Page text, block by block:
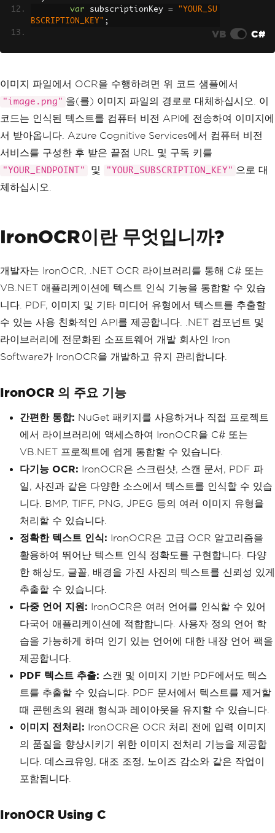
var subscriptionKey =
"YOUR_SU
BSCRIPTION_KEY" ;
nClient(new
ApiKeyServiceClientCredent
ials( subscriptionKey ))
{
Endpoint
=
endpoint
};
// Perform OCR on the specifie
var
result = await client.Reco
gnizePrintedTextInStreamAsync
d print the recognized text
foreach
(var region in result
.
{
line in
regio
n
Lines)
{
foreach
var word in
ine.Words)
{
(word .Text);
}
}
VB C#
이미지 파일에서 OCR을 수행하려면 위 코드 샘플에서
"image.png" 을(를) 이미지 파일의 경로로 대체하십시오. 이
코드는 인식된 텍스트를 컴퓨터 비전 API에 전송하여 이미지에
서 받아옵니다. Azure Cognitive Services에서 컴퓨터 비전
서비스를 구성한 후 받은 끝점 URL 및 구독 키를
"YOUR_ENDPOINT" 및 "YOUR_SUBSCRIPTION_KEY" 으로 대
체하십시오.
IronOCR이란 무엇입니까?
개발자는 IronOCR, .NET OCR 라이브러리를 통해 C# 또는
VB.NET 애플리케이션에 텍스트 인식 기능을 통합할 수 있습
니다. PDF, 이미지 및 기타 미디어 유형에서 텍스트를 추출할
수 있는 사용 친화적인 API를 제공합니다. .NET 컴포넌트 및
라이브러리에 전문화된 소프트웨어 개발 회사인 Iron
Software가 IronOCR을 개발하고 유지 관리합니다.
IronOCR 의 주요 기능
간편한 통합: NuGet 패키지를 사용하거나 직접 프로젝트
에서 라이브러리에 액세스하여 IronOCR을 C# 또는
VB.NET 프로젝트에 쉽게 통합할 수 있습니다.
다기능 OCR: IronOCR은 스크린샷, 스캔 문서, PDF 파
일, 사진과 같은 다양한 소스에서 텍스트를 인식할 수 있습
니다. BMP, TIFF, PNG, JPEG 등의 여러 이미지 유형을
처리할 수 있습니다.
정확한 텍스트 인식: IronOCR은 고급 OCR 알고리즘을
활용하여 뛰어난 텍스트 인식 정확도를 구현합니다. 다양
한 해상도, 글꼴, 배경을 가진 사진의 텍스트를 신뢰성 있게
추출할 수 있습니다.
다중 언어 지원: IronOCR은 여러 언어를 인식할 수 있어
다국어 애플리케이션에 적합합니다. 사용자 정의 언어 학
습을 가능하게 하며 인기 있는 언어에 대한 내장 언어 팩을
제공합니다.
PDF 텍스트 추출: 스캔 및 이미지 기반 PDF에서도 텍스
트를 추출할 수 있습니다. PDF 문서에서 텍스트를 제거할
때 콘텐츠의 원래 형식과 레이아웃을 유지할 수 있습니다.
이미지 전처리: IronOCR은 OCR 처리 전에 입력 이미지
의 품질을 향상시키기 위한 이미지 전처리 기능을 제공합
니다. 데스크유잉, 대조 조정, 노이즈 감소와 같은 작업이
포함됩니다.
IronOCR Using C